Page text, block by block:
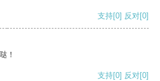
支持[0] 反对[0]
！
支持[0] 反对[0]